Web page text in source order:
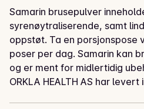
Samarin brusepulver
syrenøytraliserende, samt
oppstøt. Ta en porsjonspose
poser per dag. Samarin kan
og er ment for midlertidig
ORKLA HEALTH AS har